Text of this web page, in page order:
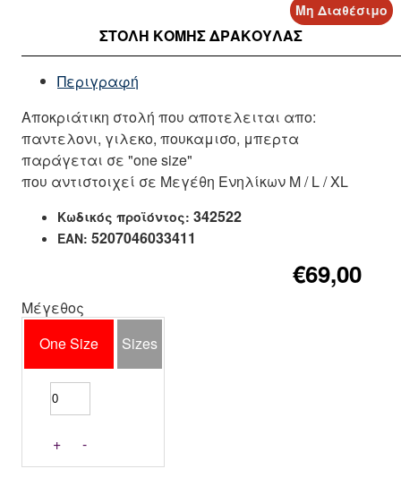
Μη Διαθέσιμο
ΣΤΟΛΉ ΚΟΜΗΣ ΔΡΑΚΟΥΛΑΣ
Περιγραφή
Αποκριάτικη στολή που αποτελειται απο:
παντελονι, γιλεκο, πουκαμισο, μπερτα
παράγεται σε "one size"
που αντιστοιχεί σε Μεγέθη Ενηλίκων M / L / XL
Κωδικός προϊόντος: 342522
EAN: 5207046033411
€69,00
Μέγεθος
One Size
Sizes
+ -